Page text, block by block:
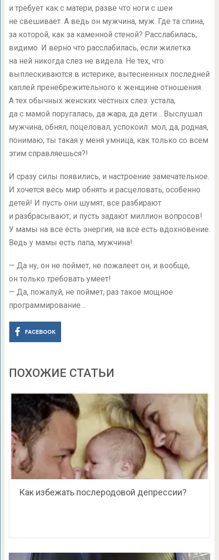
и требует как с матери, разве что ноги с шеи
не свешивает. А ведь он мужчина, муж. Где та спина,
за которой, как за каменной стеной? Расслабилась,
видимо. И верно что расслабилась, если жилетка
на ней никогда слез не видела. Не тех, что
выплескиваются в истерике, вытесненных последней
каплей пренебрежительного к женщине отношения.
А тех обычных женских честных слез: устала,
да с мамой поругалась, да жара, да дети… Выслушал
мужчина, обнял, поцеловал, успокоил: мол, да, родная,
понимаю, ты такая у меня умница, как только со всем
этим справляешься?!
И сразу силы появились, и настроение замечательное.
И хочется весь мир обнять и расцеловать, особенно
детей! И пусть они шумят, все разбирают
и разбрасывают, и пусть задают миллион вопросов!
У мамы на все есть энергия, на все есть вдохновение.
Ведь у мамы есть папа, мужчина!
— Да ну, он не поймет, не пожалеет он, и вообще,
он только требовать умеет!
— Да, пожалуй, не поймет, раз такое мощное
программирование…
FACEBOOK
ПОХОЖИЕ СТАТЬИ
Как избежать послеродовой депрессии?